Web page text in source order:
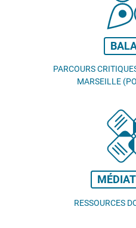
PARCOURS
MARSEILLE
RESSOURCES